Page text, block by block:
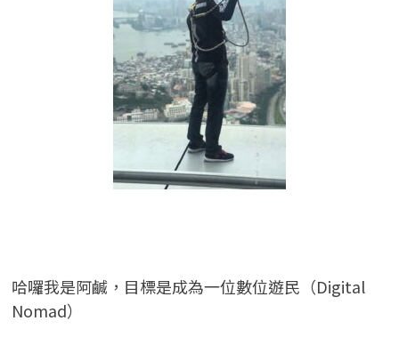
哈囉我是阿鹹，目標是成為一位數位遊民（Digital
Nomad）